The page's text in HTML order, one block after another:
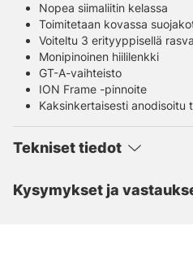
Nopea siimaliitin kelassa
Toimitetaan kovassa
Voiteltu 3 erityyppisellä
Monipinoinen hiililenkki
GT-A-vaihteisto
ION Frame -pinnoite
Kaksinkertaisesti anodisoitu
Tekniset tiedot
Kysymykset ja